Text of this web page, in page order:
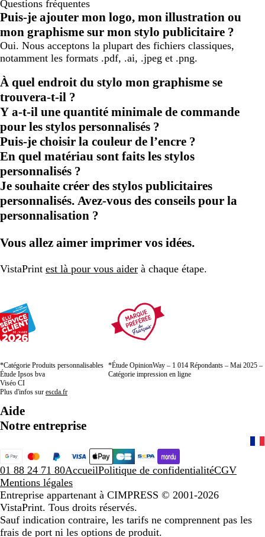
Questions fréquentes
Puis-je ajouter mon logo, mon illustration ou
mon graphisme sur mon stylo publicitaire ?
Oui. Nous acceptons la plupart des fichiers classiques,
notamment les formats .pdf, .ai, .jpeg et .png.
À quel endroit du stylo mon graphisme se
trouvera-t-il ?
Y a-t-il une quantité minimale de commande
pour les stylos personnalisés ?
Puis-je choisir la couleur de l’encre ?
En quel matériau sont faits les stylos
personnalisés ?
Je souhaite créer des stylos publicitaires
personnalisés. Avez-vous des conseils pour la
personnalisation ?
Vous allez aimer imprimer vos idées.
VistaPrint est là pour vous aider à chaque étape.
*Catégorie Produits personnalisables
Étude Ipsos bva
Viséo CI
Plus d'infos sur escda.fr
*Étude OpinionWay – 1 014 Répondants – Mai 2025 –
Catégorie impression en ligne
Aide
Notre entreprise
01 88 24 71 80AccueilPolitique de confidentialitéCGV
Mentions légales
Entreprise appartenant à CIMPRESS © 2001-2026
VistaPrint. Tous droits réservés.
Sauf indication contraire, les tarifs ne comprennent pas les
frais de port ni les options de produit.